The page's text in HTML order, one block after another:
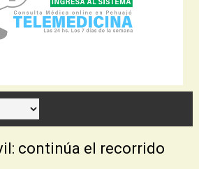
continúa el recorrido